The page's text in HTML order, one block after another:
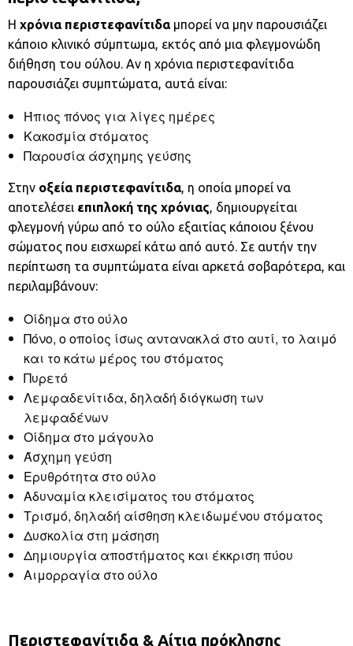
Η χρόνια περιστεφανίτιδαμπορεί να μην παρουσιάζει
κάποιο κλινικό σύμπτωμα, εκτός από μια φλεγμονώδη
διήθηση του ούλου. Αν η χρόνια περιστεφανίτιδα
παρουσιάζει συμπτώματα, αυτά είναι:
Ήπιος πόνος για λίγες ημέρες
Κακοσμία στόματος
Παρουσία άσχημης γεύσης
Στην οξείαπεριστεφανίτιδα, η οποία μπορεί να
αποτελέσει επιπλοκή της χρόνιας, δημιουργείται
φλεγμονή γύρω από το ούλο εξαιτίας κάποιου ξένου
σώματος που εισχωρεί κάτω από αυτό. Σε αυτήν την
περίπτωση τα συμπτώματα είναι αρκετά σοβαρότερα, και
περιλαμβάνουν:
Οίδημα στο ούλο
Πόνο, ο οποίος ίσως αντανακλά στο αυτί, το λαιμό
και το κάτω μέρος του στόματος
Πυρετό
Λεμφαδενίτιδα, δηλαδή διόγκωση των
λεμφαδένων
Οίδημα στο μάγουλο
Άσχημη γεύση
Ερυθρότητα στο ούλο
Αδυναμία κλεισίματος του στόματος
Τρισμό, δηλαδή αίσθηση κλειδωμένου στόματος
Δυσκολία στη μάσηση
Δημιουργία αποστήματος και έκκριση πύου
Αιμορραγία στο ούλο
Περιστεφανίτιδα & Αίτια πρόκλησης